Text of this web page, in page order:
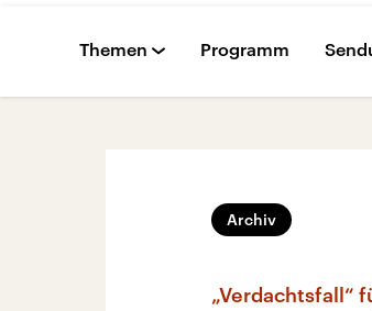
Themen Programm
Archiv
„Verdachtsfall“